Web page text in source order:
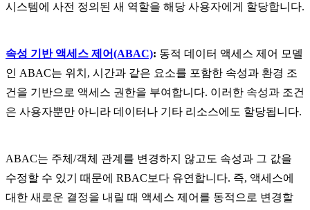
시스템에 사전 정의된 새 역할을 해당 사용자에게 할당합니다.
속성 기반 액세스 제어(ABAC): 동적 데이터 액세스 제어 모델
인 ABAC는 위치, 시간과 같은 요소를 포함한 속성과 환경 조
건을 기반으로 액세스 권한을 부여합니다. 이러한 속성과 조건
은 사용자뿐만 아니라 데이터나 기타 리소스에도 할당됩니다.
ABAC는 주체/객체 관계를 변경하지 않고도 속성과 그 값을
수정할 수 있기 때문에 RBAC보다 유연합니다. 즉, 액세스에
대한 새로운 결정을 내릴 때 액세스 제어를 동적으로 변경할